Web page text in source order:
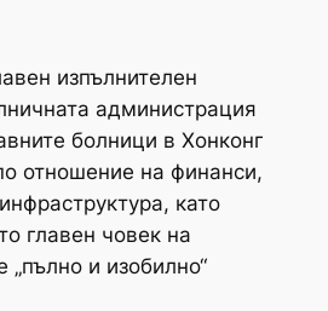
изпълнителен
администрация
болници в Хонконг
отношение на финанси,
като
главен човек на
„пълно и изобилно“